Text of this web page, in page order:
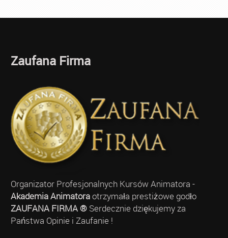
Zaufana Firma
Organizator Profesjonalnych Kursów Animatora -
Akademia Animatoraotrzymała prestiżowe godło
ZAUFANA FIRMA ®Serdecznie dziękujemy za
Państwa Opinie i Zaufanie !